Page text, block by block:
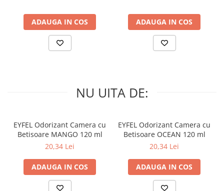
Pet Shop
Covoare & Tapiterii
ADAUGA IN COS ADAUGA IN COS
NU UITA DE:
EYFEL Odorizant Camera cu
Betisoare MANGO 120 ml
20,34 Lei
ADAUGA IN COS
EYFEL Odorizant Camera cu
Betisoare OCEAN 120 ml
20,34 Lei
ADAUGA IN COS